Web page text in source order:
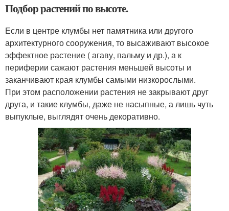
Подбор растений по высоте.
Если в центре клумбы нет памятника или другого
архитектурного сооружения, то высаживают высокое
эффектное растение ( агаву, пальму и др.), а к
периферии сажают растения меньшей высоты и
заканчивают края клумбы самыми низкорослыми.
При этом расположении растения не закрывают друг
друга, и такие клумбы, даже не насыпные, а лишь чуть
выпуклые, выглядят очень декоративно.